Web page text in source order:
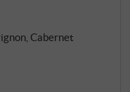
convinto che
– argilloso e
era destinato a
viti gli danno
Cabernet